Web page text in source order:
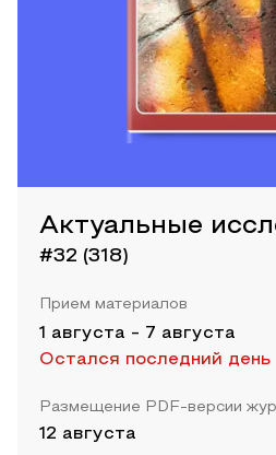
Актуальные
#32 (318)
Прием материалов
1 августа - 7 августа
Остался последний день
Размещение PDF-версии
12 августа